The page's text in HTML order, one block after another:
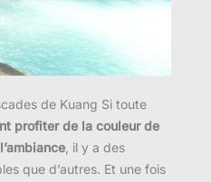
de Kuang Si toute
profiter de la couleur de
, il y a des
que d’autres. Et une fois